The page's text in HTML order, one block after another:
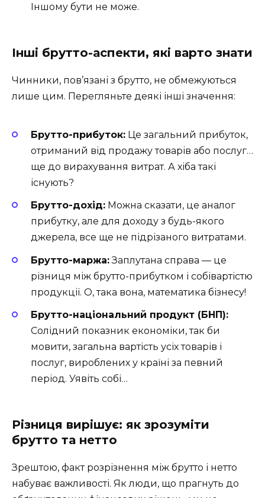
Іншому бути не може.
Інші брутто-аспекти, які варто знати
Чинники, пов’язані з брутто, не обмежуються
лише цим. Перегляньте деякі інші значення:
Брутто-прибуток: Це загальний прибуток,
отриманий від продажу товарів або послуг…
ще до вирахування витрат. А хіба такі
існують?
Брутто-дохід: Можна сказати, це аналог
прибутку, але для доходу з будь-якого
джерела, все ще не підрізаного витратами.
Брутто-маржа:Заплутана справа — це
різниця між брутто-прибутком і собівартістю
продукції. О, така вона, математика бізнесу!
Брутто-національний продукт (БНП):
Солідний показник економіки, так би
мовити, загальна вартість усіх товарів і
послуг, вироблених у країні за певний
період. Уявіть собі…
Різниця вирішує: як зрозуміти
брутто та нетто
Зрештою, факт розрізнення між брутто і нетто
набуває важливості. Як люди, що прагнуть до